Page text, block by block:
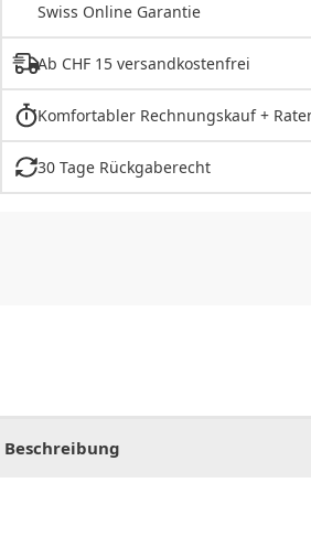
Swiss Online Garantie
Ab CHF 15 versandkostenfrei
Komfortabler Rechnungskauf +
30 Tage Rückgaberecht
Beschreibung